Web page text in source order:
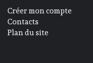
Créer mon compte
Contacts
Plan du site